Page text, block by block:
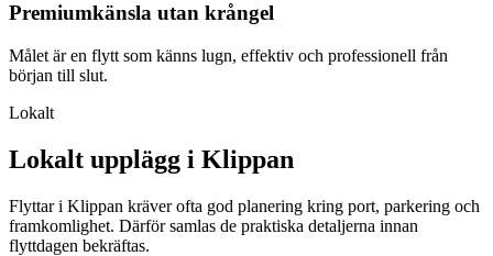
Premiumkänsla utan krångel
Målet är en flytt som känns lugn, effektiv och professionell från
början till slut.
Lokalt
Lokalt upplägg i Klippan
Flyttar i Klippan kräver ofta god planering kring port, parkering och
framkomlighet. Därför samlas de praktiska detaljerna innan
flyttdagen bekräftas.